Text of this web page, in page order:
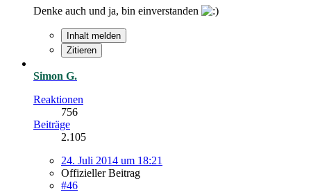
Denke auch und ja, bin einverstanden
Inhalt melden
Zitieren
Simon G.
Reaktionen
756
Beiträge
2.105
24. Juli 2014 um 18:21
Offizieller Beitrag
#46